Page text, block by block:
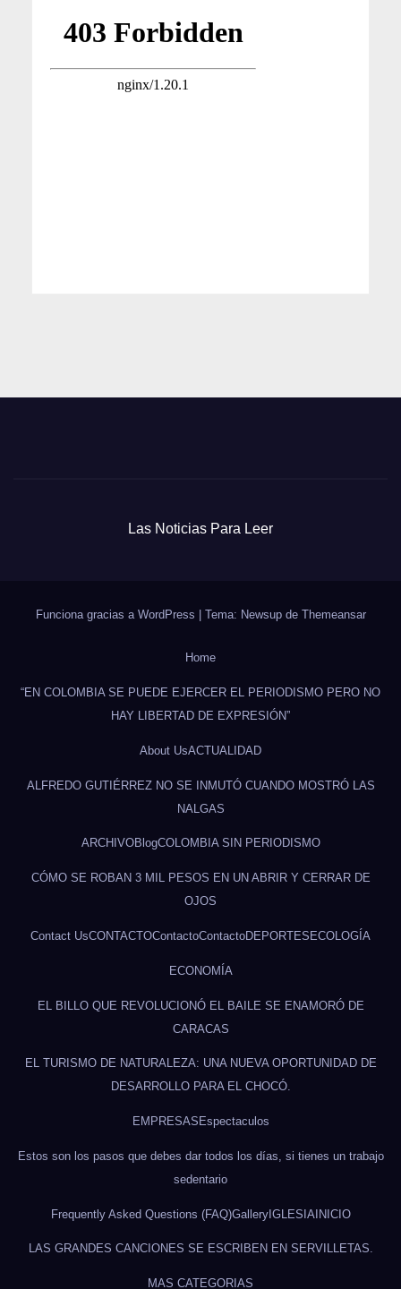
Las Noticias Para Leer
Funciona gracias a WordPress Tema: Newsup de Themeansar
Home
“EN COLOMBIA SE PUEDE EJERCER EL PERIODISMO PERO NO
HAY LIBERTAD DE EXPRESIÓN”
About UsACTUALIDAD
ALFREDO GUTIÉRREZ NO SE INMUTÓ CUANDO MOSTRÓ LAS
NALGAS
ARCHIVOBlogCOLOMBIA SIN PERIODISMO
CÓMO SE ROBAN 3 MIL PESOS EN UN ABRIR Y CERRAR DE
OJOS
Contact UsCONTACTOContactoContactoDEPORTES ECOLOGÍA
ECONOMÍA
EL BILLO QUE REVOLUCIONÓ EL BAILE SE ENAMORÓ DE
CARACAS
EL TURISMO DE NATURALEZA: UNA NUEVA OPORTUNIDAD DE
DESARROLLO PARA EL CHOCÓ.
EMPRESAS Espectaculos
Estos son los pasos que debes dar todos los días, si tienes un trabajo
sedentario
Frequently Asked Questions (FAQ)GalleryIGLESIAINICIO
LAS GRANDES CANCIONES SE ESCRIBEN EN SERVILLETAS.
MAS CATEGORIAS